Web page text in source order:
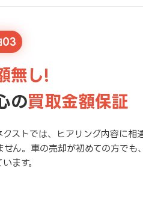
03
無し!
の買取金額保証
クストでは、ヒアリング内容に
せん。車の売却が初めての方でも
ます。